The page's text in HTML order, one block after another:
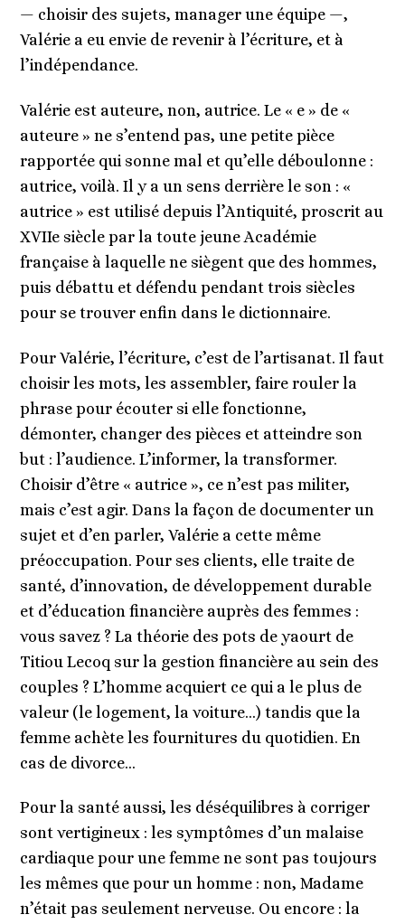
— choisir des sujets, manager une équipe —,
Valérie a eu envie de revenir à l’écriture, et à
l’indépendance.
Valérie est auteure, non, autrice. Le « e » de «
auteure » ne s’entend pas, une petite pièce
rapportée qui sonne mal et qu’elle déboulonne :
autrice, voilà. Il y a un sens derrière le son : «
autrice » est utilisé depuis l’Antiquité, proscrit au
XVIIe siècle par la toute jeune Académie
française à laquelle ne siègent que des hommes,
puis débattu et défendu pendant trois siècles
pour se trouver enfin dans le dictionnaire.
Pour Valérie, l’écriture, c’est de l’artisanat. Il faut
choisir les mots, les assembler, faire rouler la
phrase pour écouter si elle fonctionne,
démonter, changer des pièces et atteindre son
but : l’audience. L’informer, la transformer.
Choisir d’être « autrice », ce n’est pas militer,
mais c’est agir. Dans la façon de documenter un
sujet et d’en parler, Valérie a cette même
préoccupation. Pour ses clients, elle traite de
santé, d’innovation, de développement durable
et d’éducation financière auprès des femmes :
vous savez ? La théorie des pots de yaourt de
Titiou Lecoq sur la gestion financière au sein des
couples ? L’homme acquiert ce qui a le plus de
valeur (le logement, la voiture…) tandis que la
femme achète les fournitures du quotidien. En
cas de divorce…
Pour la santé aussi, les déséquilibres à corriger
sont vertigineux : les symptômes d’un malaise
cardiaque pour une femme ne sont pas toujours
les mêmes que pour un homme : non, Madame
n’était pas seulement nerveuse. Ou encore : la